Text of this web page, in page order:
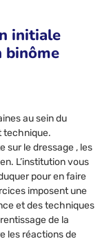
initiale
binôme
au sein du
technique.
sur le dressage , les
L’institution vous
pour en faire
imposent une
et des techniques
de la
les réactions de